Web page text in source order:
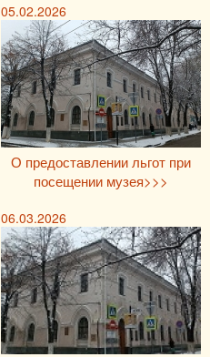
05.02.2026
О предоставлении льгот при
посещении музея>>>
06.03.2026